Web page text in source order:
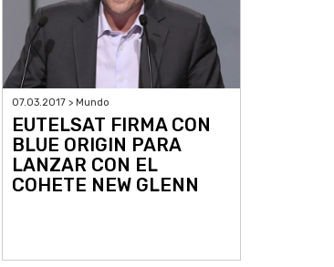
07.03.2017 > Mundo
EUTELSAT FIRMA CON
BLUE ORIGIN PARA
LANZAR CON EL
COHETE NEW GLENN